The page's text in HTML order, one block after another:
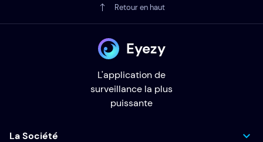
Retour en haut
Eyezy
L'application de
surveillance la plus
puissante
La Société